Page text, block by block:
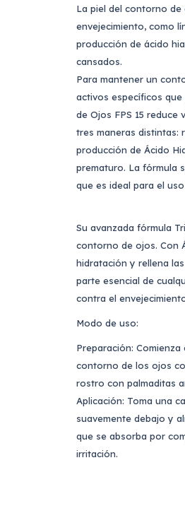
La piel del contorno
envejecimiento, como
producción de ácido
cansados.
Para mantener un
activos específicos
de Ojos FPS 15 reduce
tres maneras distintas:
producción de Ácido
prematuro. La fórmula
que es ideal para el
Su avanzada fórmula
contorno de ojos. Con
hidratación y rellena
parte esencial de
contra el
Modo de uso:
Preparación:
contorno de los ojos
rostro con palmaditas
Aplicación: Toma una
suavemente debajo y
que se absorba por
irritación.